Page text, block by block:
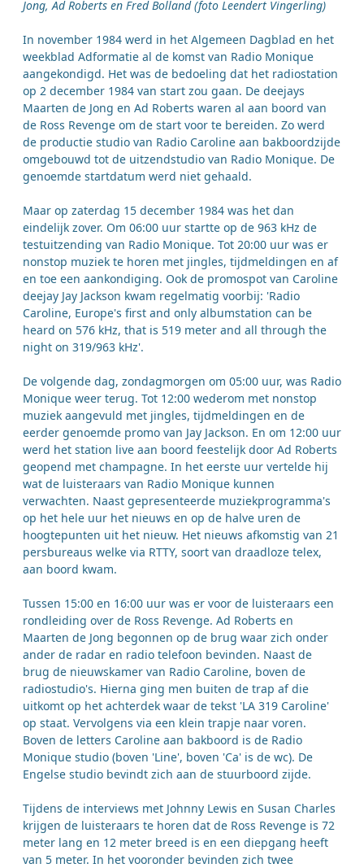
Jong, Ad Roberts en Fred Bolland (foto Leendert Vingerling)
In november 1984 werd in het Algemeen Dagblad en het
weekblad Adformatie al de komst van Radio Monique
aangekondigd. Het was de bedoeling dat het radiostation
op 2 december 1984 van start zou gaan. De deejays
Maarten de Jong en Ad Roberts waren al aan boord van
de Ross Revenge om de start voor te bereiden. Zo werd
de productie studio van Radio Caroline aan bakboordzijde
omgebouwd tot de uitzendstudio van Radio Monique. De
genoemde startdatum werd niet gehaald.
Maar op zaterdag 15 december 1984 was het dan
eindelijk zover. Om 06:00 uur startte op de 963 kHz de
testuitzending van Radio Monique. Tot 20:00 uur was er
nonstop muziek te horen met jingles, tijdmeldingen en af
en toe een aankondiging. Ook de promospot van Caroline
deejay Jay Jackson kwam regelmatig voorbij: 'Radio
Caroline, Europe's first and only albumstation can be
heard on 576 kHz, that is 519 meter and all through the
night on 319/963 kHz'.
De volgende dag, zondagmorgen om 05:00 uur, was Radio
Monique weer terug. Tot 12:00 wederom met nonstop
muziek aangevuld met jingles, tijdmeldingen en de
eerder genoemde promo van Jay Jackson. En om 12:00 uur
werd het station live aan boord feestelijk door Ad Roberts
geopend met champagne. In het eerste uur vertelde hij
wat de luisteraars van Radio Monique kunnen
verwachten. Naast gepresenteerde muziekprogramma's
op het hele uur het nieuws en op de halve uren de
hoogtepunten uit het nieuw. Het nieuws afkomstig van 21
persbureaus welke via RTTY, soort van draadloze telex,
aan boord kwam.
Tussen 15:00 en 16:00 uur was er voor de luisteraars een
rondleiding over de Ross Revenge. Ad Roberts en
Maarten de Jong begonnen op de brug waar zich onder
ander de radar en radio telefoon bevinden. Naast de
brug de nieuwskamer van Radio Caroline, boven de
radiostudio's. Hierna ging men buiten de trap af die
uitkomt op het achterdek waar de tekst 'LA 319 Caroline'
op staat. Vervolgens via een klein trapje naar voren.
Boven de letters Caroline aan bakboord is de Radio
Monique studio (boven 'Line', boven 'Ca' is de wc). De
Engelse studio bevindt zich aan de stuurboord zijde.
Tijdens de interviews met Johnny Lewis en Susan Charles
krijgen de luisteraars te horen dat de Ross Revenge is 72
meter lang en 12 meter breed is en een diepgang heeft
van 5 meter. In het vooronder bevinden zich twee